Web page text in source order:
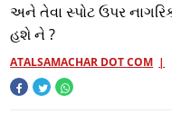
અને તેવા સ્પોટ ઉપર
હશે ને ?
ATALSAMACHAR DOT COM